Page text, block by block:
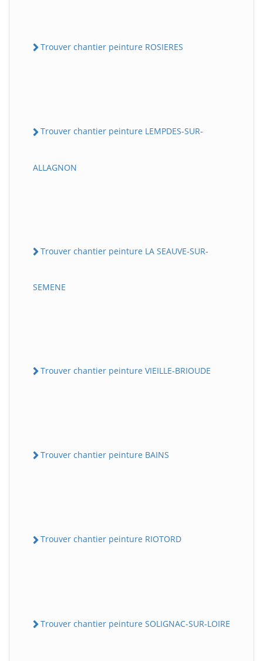
Trouver chantier peinture ROSIERES
Trouver chantier peinture LEMPDES-SUR-
ALLAGNON
Trouver chantier peinture LA SEAUVE-SUR-
SEMENE
Trouver chantier peinture VIEILLE-BRIOUDE
Trouver chantier peinture BAINS
Trouver chantier peinture RIOTORD
Trouver chantier peinture SOLIGNAC-SUR-LOIRE